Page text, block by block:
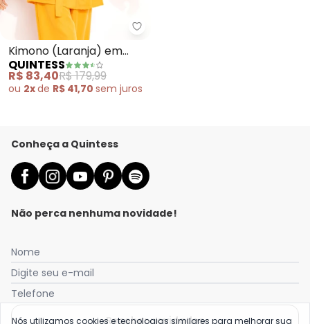
Quintess - Kimono (Laranja)
Kimono (Laranja) em
Crepe Plano
QUINTESS
R$ 83,40R$ 179,99
ou 2xde R$ 41,70 sem juros
Conheça a Quintess
Não perca nenhuma novidade!
Nome
Digite seu e-mail
Telefone
Receber novidades
Nós utilizamos cookies e tecnologias similares para melhorar sua